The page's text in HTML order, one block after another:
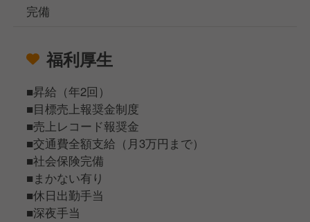
完備
福利厚生
■昇給（年2回）
■目標売上報奨金制度
■売上レコード報奨金
■交通費全額支給（月3万円まで）
■社会保険完備
■まかない有り
■休日出勤手当
■深夜手当